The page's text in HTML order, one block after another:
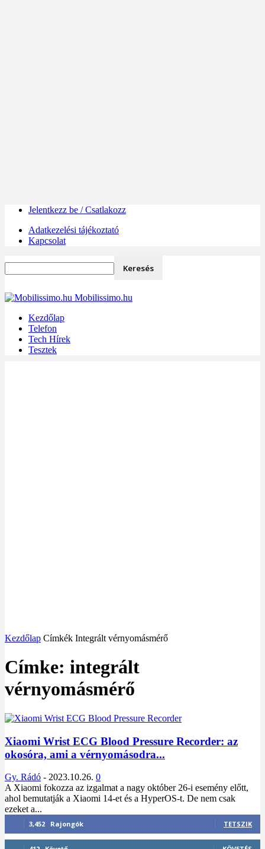
Jelentkezz be / Csatlakozz
Adatkezelési tájékoztató
Kapcsolat
Mobilissimo.hu
Kezdőlap
Telefon
Tech Hírek
Tesztek
Kezdőlap Címkék Integrált vérnyomásmérő
Címke: integrált
vérnyomásmérő
Xiaomi Wrist ECG Blood Pressure Recorder: az
okosóra, ami a vérnyomásodra...
Gy. Rádó - 2023.10.26. 0
A Xiaomi fokozza az izgalmat a nagy október 26-i esemény előtt,
ahol bemutatják a Xiaomi 14-et és a HyperOS-t. De nem csak
ezeket a...
3,452 Rajongók TETSZIK